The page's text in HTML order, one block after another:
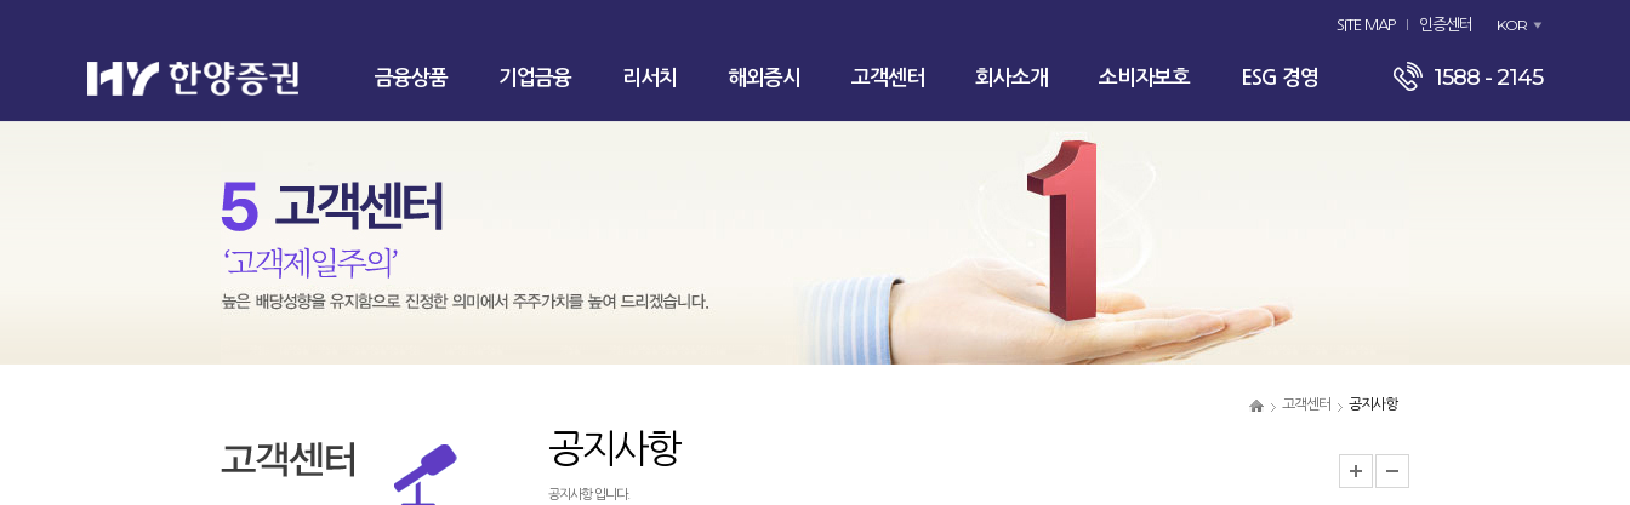
SITE MAP 인증센터 KOR
금융상품 기업금융 리서치 해외증시 고객센터 회사소개 소비자보호 ESG 경영 1588 - 2145
고객센터 공지사항
공지사항
공지사항 입니다.